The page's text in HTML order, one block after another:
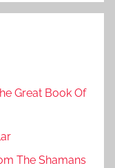
Great Book Of
The Shamans